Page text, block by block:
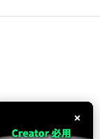
「烏拉特
×